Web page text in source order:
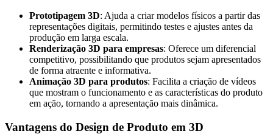
Prototipagem 3D: Ajuda a criar modelos físicos a partir das
representações digitais, permitindo testes e ajustes antes da
produção em larga escala.
Renderização 3D para empresas: Oferece um diferencial
competitivo, possibilitando que produtos sejam apresentados
de forma atraente e informativa.
Animação 3D para produtos: Facilita a criação de vídeos
que mostram o funcionamento e as características do produto
em ação, tornando a apresentação mais dinâmica.
Vantagens do Design de Produto em 3D